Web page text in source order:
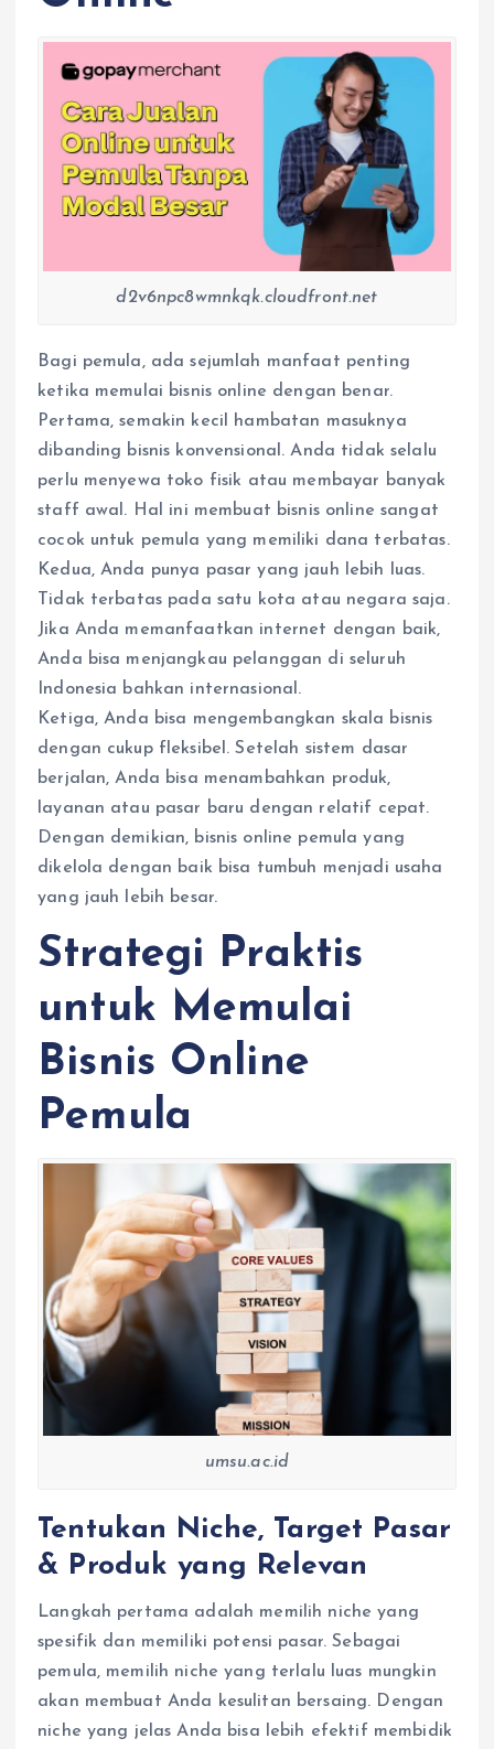
d2v6npc8wmnkqk.cloudfront.net
Bagi pemula, ada sejumlah manfaat penting
ketika memulai bisnis online dengan benar.
Pertama, semakin kecil hambatan masuknya
dibanding bisnis konvensional. Anda tidak selalu
perlu menyewa toko fisik atau membayar banyak
staff awal. Hal ini membuat bisnis online sangat
cocok untuk pemula yang memiliki dana terbatas.
Kedua, Anda punya pasar yang jauh lebih luas.
Tidak terbatas pada satu kota atau negara saja.
Jika Anda memanfaatkan internet dengan baik,
Anda bisa menjangkau pelanggan di seluruh
Indonesia bahkan internasional.
Ketiga, Anda bisa mengembangkan skala bisnis
dengan cukup fleksibel. Setelah sistem dasar
berjalan, Anda bisa menambahkan produk,
layanan atau pasar baru dengan relatif cepat.
Dengan demikian, bisnis online pemula yang
dikelola dengan baik bisa tumbuh menjadi usaha
yang jauh lebih besar.
Strategi Praktis
untuk Memulai
Bisnis Online
Pemula
umsu.ac.id
Tentukan Niche, Target Pasar
& Produk yang Relevan
Langkah pertama adalah memilih niche yang
spesifik dan memiliki potensi pasar. Sebagai
pemula, memilih niche yang terlalu luas mungkin
akan membuat Anda kesulitan bersaing. Dengan
niche yang jelas Anda bisa lebih efektif membidik